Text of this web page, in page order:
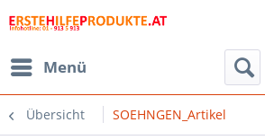
Menü
Übersicht SOEHNGEN_Artikel